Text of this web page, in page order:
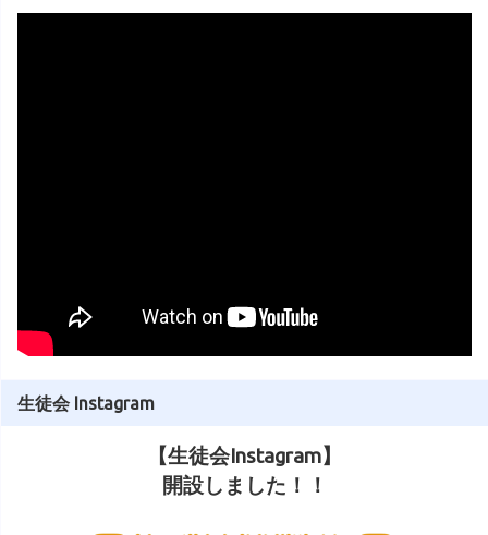
生徒会 Instagram
【生徒会Instagram】
開設しました！！